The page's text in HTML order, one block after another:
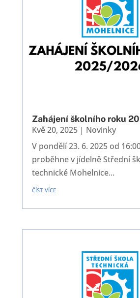
Zahájení školního roku
Kvě 20, 2025| Novinky
V pondělí 23. 6. 2025 od
proběhne v jídelně Střední
technické Mohelnice...
číst více